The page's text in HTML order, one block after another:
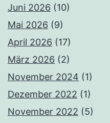
Juni 2026 (10)
Mai 2026 (9)
April 2026 (17)
März 2026 (2)
November 2024 (1)
Dezember 2022 (1)
November 2022 (5)